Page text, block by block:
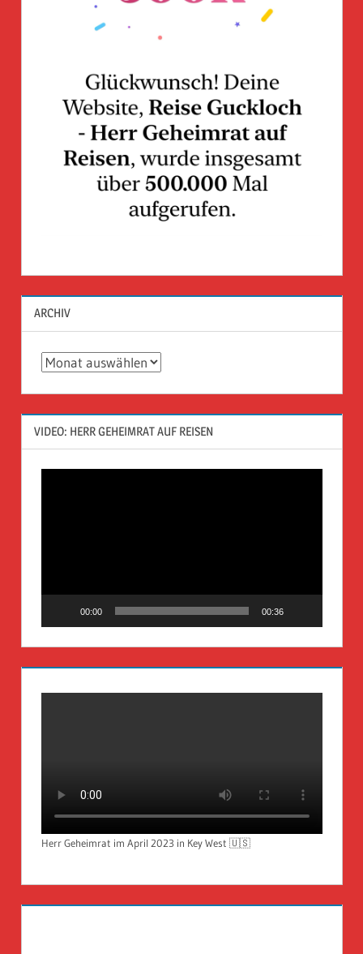
ARCHIV
Archiv
VIDEO: HERR GEHEIMRAT AUF REISEN
00:00 00:36
Herr Geheimrat im April 2023 in Key West 🇺🇸